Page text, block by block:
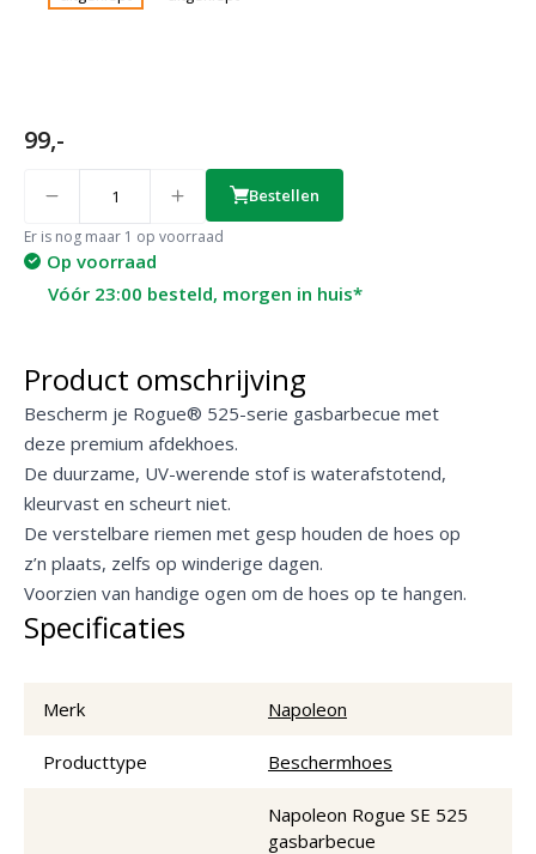
99,-
Er is nog maar 1 op voorraad
Bestellen
Op voorraad
Vóór 23:00 besteld, morgen in huis*
Product omschrijving
Bescherm je Rogue® 525-serie gasbarbecue met
deze premium afdekhoes.
De duurzame, UV-werende stof is waterafstotend,
kleurvast en scheurt niet.
De verstelbare riemen met gesp houden de hoes op
z’n plaats, zelfs op winderige dagen.
Voorzien van handige ogen om de hoes op te hangen.
Specificaties
Merk Napoleon
Producttype Beschermhoes
Napoleon Rogue SE 525
gasbarbecue